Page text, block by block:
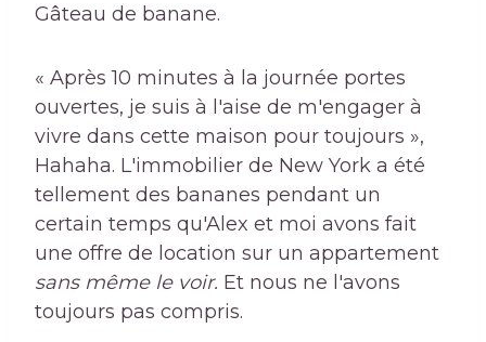
Gâteau de banane.
« Après 10 minutes à la journée portes
ouvertes, je suis à l'aise de m'engager à
vivre dans cette maison pour toujours »,
Hahaha. L'immobilier de New York a été
tellement des bananes pendant un
certain temps qu'Alex et moi avons fait
une offre de location sur un appartement
sans même le voir. Et nous ne l'avons
toujours pas compris.